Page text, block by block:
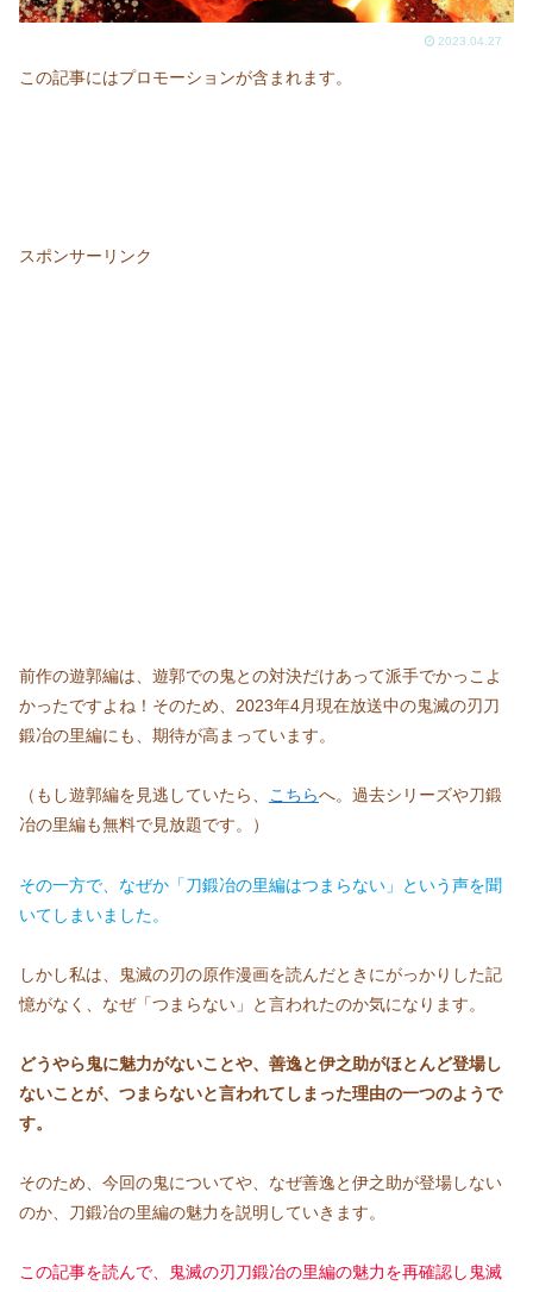
2023.04.27
この記事にはプロモーションが含まれます。
スポンサーリンク
前作の遊郭編は、遊郭での鬼との対決だけあって派手でかっこよ
かったですよね！そのため、2023年4月現在放送中の鬼滅の刃刀
鍛冶の里編にも、期待が高まっています。
（もし遊郭編を見逃していたら、 こちらへ。過去シリーズや刀鍛
冶の里編も無料で見放題です。）
その一方で、なぜか「刀鍛冶の里編はつまらない」という声を聞
いてしまいました。
しかし私は、鬼滅の刃の原作漫画を読んだときにがっかりした記
憶がなく、なぜ「つまらない」と言われたのか気になります。
どうやら鬼に魅力がないことや、善逸と伊之助がほとんど登場し
ないことが、つまらないと言われてしまった理由の一つのようで
す。
そのため、今回の鬼についてや、なぜ善逸と伊之助が登場しない
のか、刀鍛冶の里編の魅力を説明していきます。
この記事を読んで、鬼滅の刃刀鍛冶の里編の魅力を再確認し鬼滅